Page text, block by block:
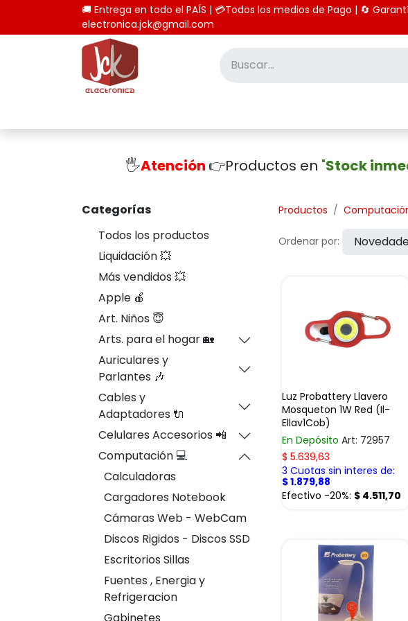
🚚 Entrega en todo el PAÍS | 💳Todos los medios de
electronica.jck@gmail.com
🖐️Atención 👉Productos en "Stock
Categorías
Todos los productos
Liquidación 💥
Más vendidos 💥
Apple 🍎
Art. Niños 😇
Arts. para el hogar 🏡
Auriculares y
Parlantes 🎶
Cables y
Adaptadores 🔌
Celulares Accesorios 📲
Computación 💻
Calculadoras
Cargadores Notebook
Cámaras Web - WebCam
Discos Rigidos - Discos SSD
Escritorios Sillas
Fuentes , Energia y
Refrigeracion
Productos
Ordenar por:
Luz Probattery Llavero
Mosqueton 1W Red (Il-
Ellav1Cob)
En Depósito Art: 72957
$ 5.639,63
3 Cuotas sin interes de:
$1.879,88
Efectivo -20%: $ 4.511,70